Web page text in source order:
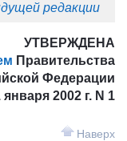
редакции
УТВЕРЖДЕНА
Правительства
Федерации
января 2002 г. N 1
Наверх